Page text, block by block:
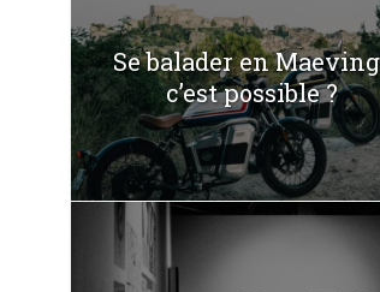
Se balader en
c’est possible ?